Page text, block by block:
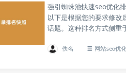
强引蜘蛛池快速seo优化
以下是根据您的要求修改
话题。这种排名方式侧重
佚名 网站seo优